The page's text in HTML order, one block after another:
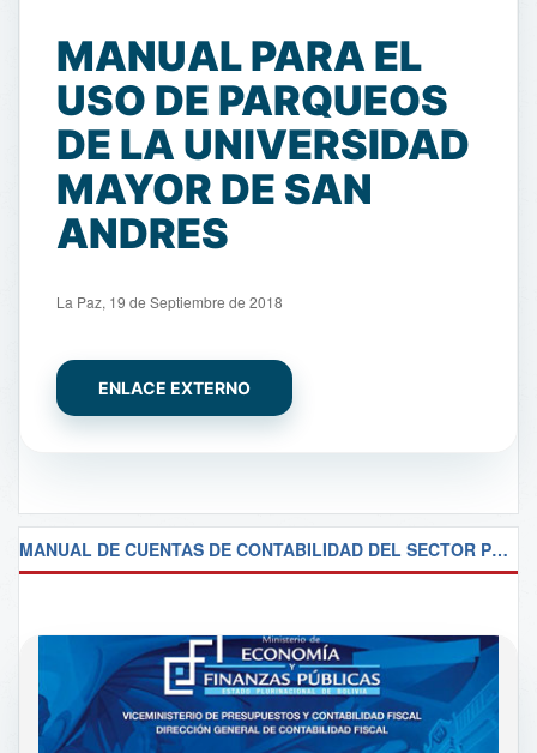
MANUAL PARA EL
USO DE PARQUEOS
DE LA UNIVERSIDAD
MAYOR DE SAN
ANDRES
La Paz, 19 de Septiembre de 2018
ENLACE EXTERNO
MANUAL DE CUENTAS DE CONTABILIDAD DEL SECTOR PUBLICO